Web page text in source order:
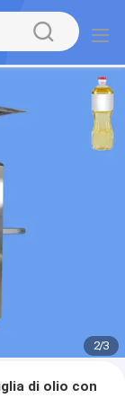
2/3
di olio con